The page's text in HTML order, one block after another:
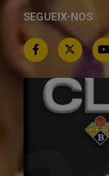
SEGUEIX-NOS